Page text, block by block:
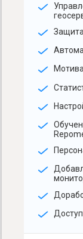
Доступ